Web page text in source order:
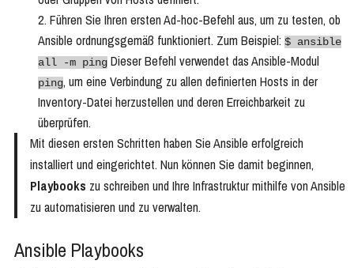
Führen Sie Ihren ersten Ad-hoc-Befehl aus, um zu testen, ob
Ansible ordnungsgemäß funktioniert. Zum Beispiel: $ ansible
all -m ping Dieser Befehl verwendet das Ansible-Modul
ping, um eine Verbindung zu allen definierten Hosts in der
Inventory-Datei herzustellen und deren Erreichbarkeit zu
überprüfen.
Mit diesen ersten Schritten haben Sie Ansible erfolgreich
installiert und eingerichtet. Nun können Sie damit beginnen,
Playbooks zu schreiben und Ihre Infrastruktur mithilfe von Ansible
zu automatisieren und zu verwalten.
Ansible Playbooks